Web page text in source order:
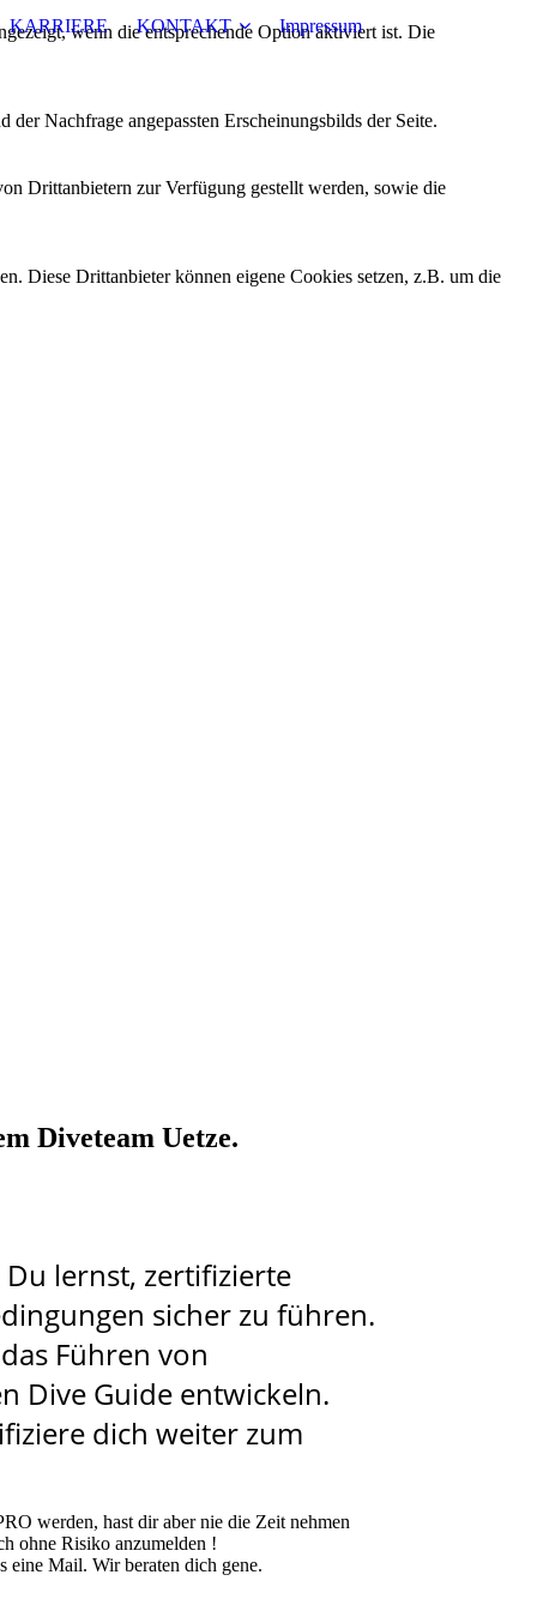
KARRIERE KONTAKT Impressum
Diveteam Uetze.
lernst, zertifizierte
sicher zu führen.
Führen von
Dive Guide entwickeln.
dich weiter zum
werden, hast dir aber nie die Zeit nehmen
ohne Risiko anzumelden !
eine Mail. Wir beraten dich gene.
wenn die entsprechende Option aktiviert ist. Die
Nachfrage angepassten Erscheinungsbilds der Seite.
Drittanbietern zur Verfügung gestellt werden, sowie die
Diese Drittanbieter können eigene Cookies setzen, z.B. um die